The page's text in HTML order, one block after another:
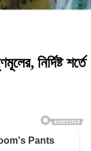
নির্দিষ্ট শর্তে